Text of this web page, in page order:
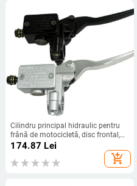
Cilindru principal hidraulic pentru
frână de motocicletă, disc frontal,
diametrul pistonului 22 mm, model
174.87 Lei
add_shopping_cart